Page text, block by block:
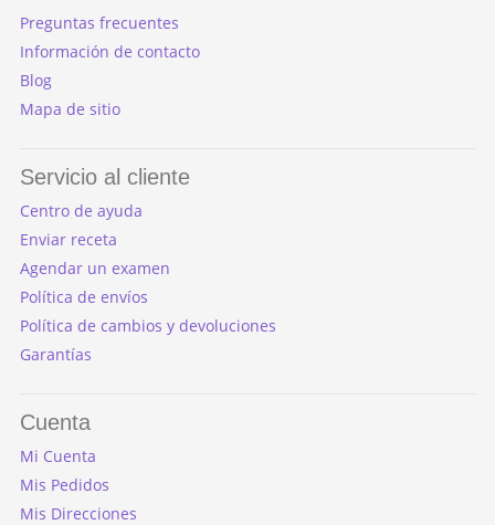
Preguntas frecuentes
Información de contacto
Blog
Mapa de sitio
Servicio al cliente
Centro de ayuda
Enviar receta
Agendar un examen
Política de envíos
Política de cambios y devoluciones
Garantías
Cuenta
Mi Cuenta
Mis Pedidos
Mis Direcciones